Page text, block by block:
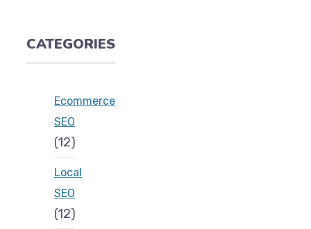
CATEGORIES
Ecommerce
SEO
(12)
Local
SEO
(12)